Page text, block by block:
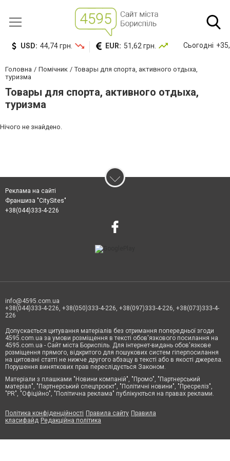
USD: 44,74 грн. EUR: 51,62 грн. Сьогодні
Головна Помічник
Товары для спорта, активного отдыха,
туризма
Товары для спорта, активного отдыха,
туризма
Нічого не знайдено.
Реклама на сайті
Франшиза "CitySites"
+38(044)333-4-226
info@4595.com.ua
+38(044)333-4-226, +38(050)333-4-226, +38(097)333-4-226, +38(073)333-4-
226
Допускається цитування матеріалів без отримання попередньої згоди
4595.com.ua за умови розміщення в тексті обов'язкового посилання на
4595.com.ua - Сайт міста Бориспіль. Для інтернет-видань обов'язкове
розміщення прямого, відкритого для пошукових систем гіперпосилання
на цитовані статті не нижче другого абзацу в тексті або в якості джерела.
Порушення виняткових прав переслідується Законом.
Матеріали з плашками "Новини компаній", "Промо", "Партнерський
матеріал", "Партнерський спецпроєкт", "Політичні новини", "Пресреліз",
"PR", "Офіційно", "Політична реклама" публікуються на правах реклами.
Політика конфіденційності Правила сайту Правила
класифайд Редакційна політика